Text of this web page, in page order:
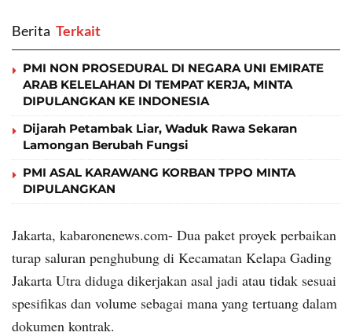
Berita ‎ Terkait
PMI NON PROSEDURAL DI NEGARA UNI EMIRATE
ARAB KELELAHAN DI TEMPAT KERJA, MINTA
DIPULANGKAN KE INDONESIA
Dijarah Petambak Liar, Waduk Rawa Sekaran
Lamongan Berubah Fungsi
PMI ASAL KARAWANG KORBAN TPPO MINTA
DIPULANGKAN
Jakarta, kabaronenews.com- Dua paket proyek perbaikan
turap saluran penghubung di Kecamatan Kelapa Gading
Jakarta Utra diduga dikerjakan asal jadi atau tidak sesuai
spesifikas dan volume sebagai mana yang tertuang dalam
dokumen kontrak.